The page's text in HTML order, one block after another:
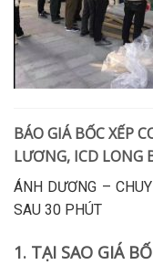
BÁO GIÁ BỐC XẾP
LƯƠNG, ICD LONG
ÁNH DƯƠNG –
SAU 30 PHÚT
1. TẠI SAO GIÁ